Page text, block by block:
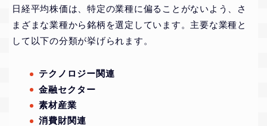
日経平均株価は、特定の業種に偏ることがないよう、さ
まざまな業種から銘柄を選定しています。主要な業種と
して以下の分類が挙げられます。
テクノロジー関連
金融セクター
素材産業
消費財関連